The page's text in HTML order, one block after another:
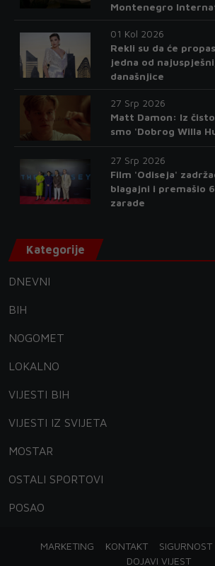
Montenegro
01 Kol 2026
Rekli su da će
jedna od
današnjice
27 Srp 2026
Matt Damon: Iz
smo 'Dobrog Willa
27 Srp 2026
Film 'Odiseja'
blagajni i premašio
zarade
Kategorije
DNEVNI
BIH
NOGOMET
LOKALNO
VIJESTI BIH
VIJESTI IZ SVIJETA
MOSTAR
OSTALI SPORTOVI
POSAO
MARKETING KONTAKT SIGURNOST
DOJAVI VIJEST